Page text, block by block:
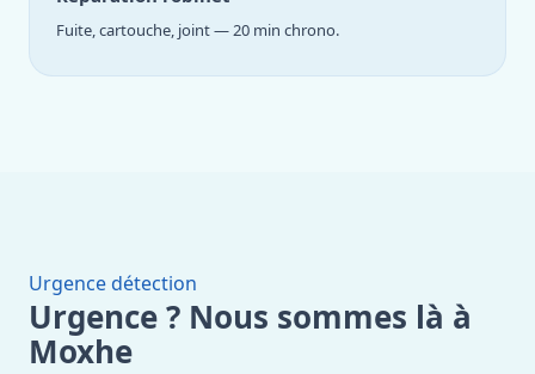
Fuite, cartouche, joint — 20 min chrono.
Urgence détection
Urgence ? Nous sommes là à
Moxhe